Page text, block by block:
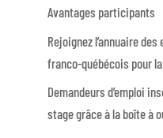
Avantages participants
Rejoignez l’annuaire
franco-québécois pour
Demandeurs d’emploi
stage grâce à la boîte à